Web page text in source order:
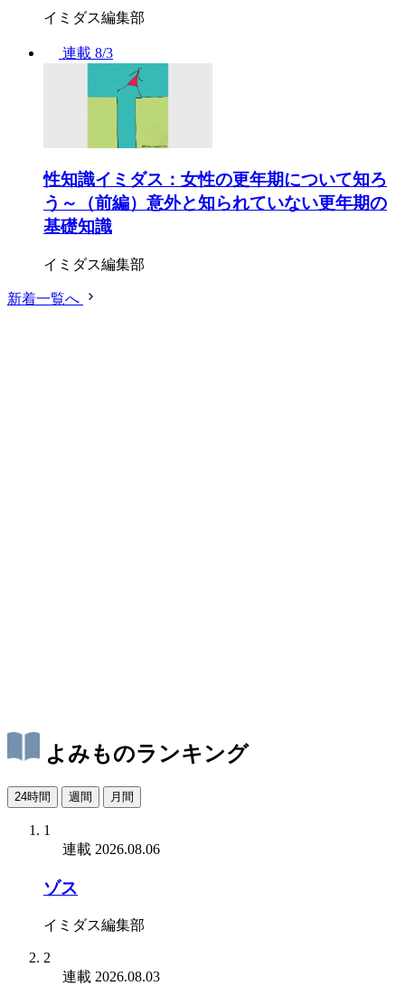
イミダス編集部
連載 8/3
性知識イミダス：女性の更年期について知ろ
う～（前編）意外と知られていない更年期の
基礎知識
イミダス編集部
新着一覧へ
よみものランキング
24時間 週間 月間
1
連載 2026.08.06
ゾス
イミダス編集部
2
連載 2026.08.03